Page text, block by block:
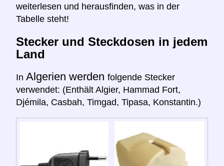
weiterlesen und herausfinden, was in der
Tabelle steht!
Stecker und Steckdosen in jedem
Land
In Algerien werden folgende Stecker
verwendet: (Enthält Algier, Hammad Fort,
Djémila, Casbah, Timgad, Tipasa, Konstantin.)